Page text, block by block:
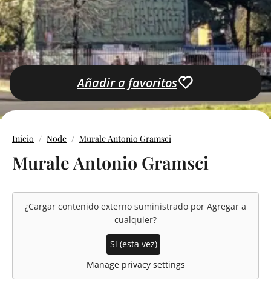
Añadir a favoritos
Inicio Node Murale Antonio Gramsci
Murale Antonio Gramsci
¿Cargar contenido externo suministrado por Agregar a
cualquier?
Sí (esta vez)
Manage privacy settings